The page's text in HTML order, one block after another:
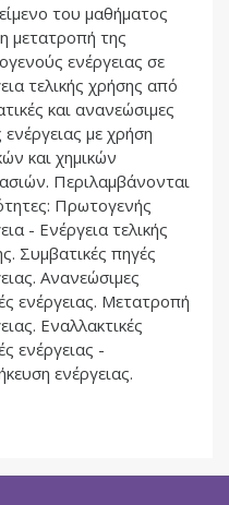
του μαθήματος
η μετατροπή της
ενέργειας σε
τελικής χρήσης από
και ανανεώσιμες
ενέργειας με χρήση
και χημικών
Περιλαμβάνονται
Πρωτογενής
- Ενέργεια τελικής
Συμβατικές πηγές
Ανανεώσιμες
ενέργειας. Μετατροπή
Εναλλακτικές
ενέργειας -
ενέργειας.